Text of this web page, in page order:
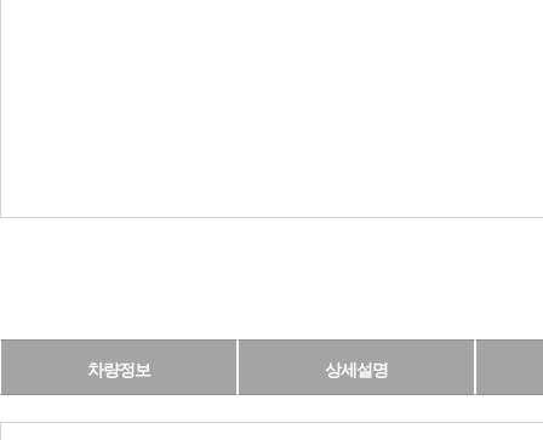
차량정보 상세설명